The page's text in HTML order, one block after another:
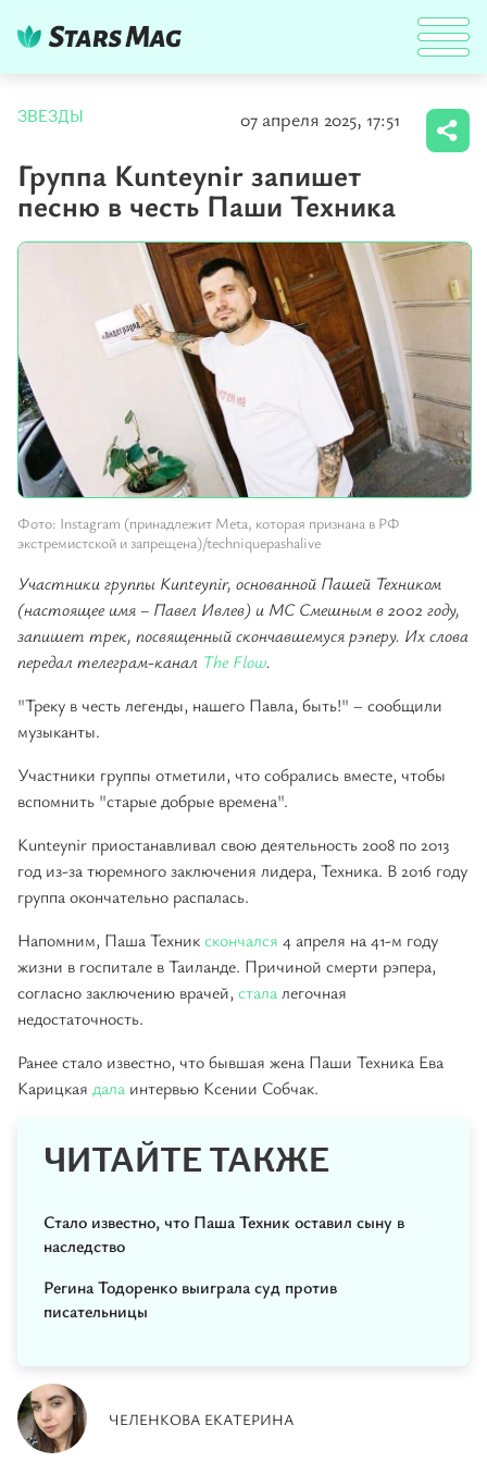
ЗВЕЗДЫ 07 апреля 2025, 17:51
Группа Kunteynir запишет
песню в честь Паши Техника
Фото: Instagram (принадлежит Meta, которая признана в РФ
экстремистской и запрещена)/techniquepashalive
Участники группы Kunteynir, основанной Пашей Техником
(настоящее имя – Павел Ивлев) и MC Смешным в 2002 году,
запишет трек, посвященный скончавшемуся рэперу. Их слова
передал телеграм-канал The Flow.
"Треку в честь легенды, нашего Павла, быть!" – сообщили
музыканты.
Участники группы отметили, что собрались вместе, чтобы
вспомнить "старые добрые времена".
Kunteynir приостанавливал свою деятельность 2008 по 2013
год из-за тюремного заключения лидера, Техника. В 2016 году
группа окончательно распалась.
Напомним, Паша Техникскончался 4 апреля на 41-м году
жизни в госпитале в Таиланде. Причиной смерти рэпера,
согласно заключению врачей, сталалегочная
недостаточность.
Ранее стало известно, что бывшая жена Паши Техника Ева
Карицкая дала интервью Ксении Собчак.
ЧИТАЙТЕ ТАКЖЕ
Стало известно, что Паша Техник оставил сыну в
наследство
Регина Тодоренко выиграла суд против
писательницы
ЧЕЛЕНКОВА ЕКАТЕРИНА